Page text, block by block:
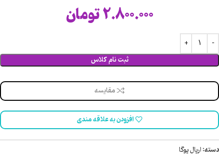
2.800.000تومان
ثبت نام کلاس
مقایسه
افزودن به علاقه مندی
دسته:اریال یوگا